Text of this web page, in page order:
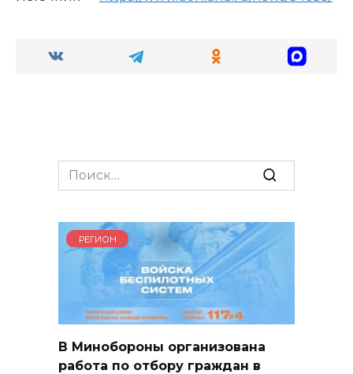
Search
for:
РЕГИОН
В Минобороны организована
работа по отбору граждан в